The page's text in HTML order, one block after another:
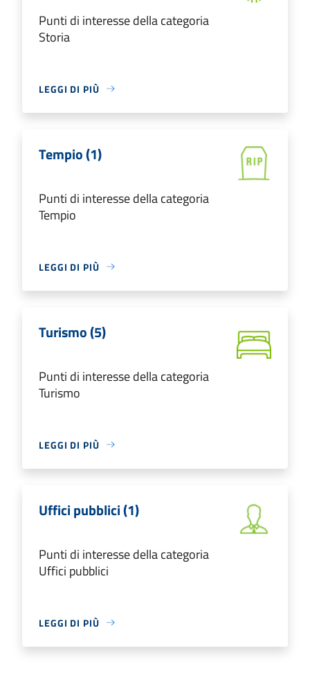
Punti di interesse della categoria
Storia
LEGGI DI PIÙ
Tempio (1)
Punti di interesse della categoria
Tempio
LEGGI DI PIÙ
Turismo (5)
Punti di interesse della categoria
Turismo
LEGGI DI PIÙ
Uffici pubblici (1)
Punti di interesse della categoria
Uffici pubblici
LEGGI DI PIÙ